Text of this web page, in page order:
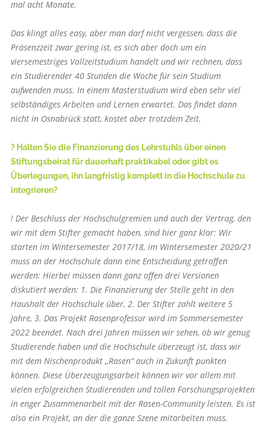
mal acht Monate.
Das klingt alles easy, aber man darf nicht vergessen, dass die
Präsenzzeit zwar gering ist, es sich aber doch um ein
viersemestriges Vollzeitstudium handelt und wir rechnen, dass
ein Studierender 40 Stunden die Woche für sein Studium
aufwenden muss. In einem Masterstudium wird eben sehr viel
selbständiges Arbeiten und Lernen erwartet. Das findet dann
nicht in Osnabrück statt, kostet aber trotzdem Zeit.
? Halten Sie die Finanzierung des Lehrstuhls über einen
Stiftungsbeirat für dauerhaft praktikabel oder gibt es
Überlegungen, ihn langfristig komplett in die Hochschule zu
integrieren?
! Der Beschluss der Hochschulgremien und auch der Vertrag, den
wir mit dem Stifter gemacht haben, sind hier ganz klar: Wir
starten im Wintersemester 2017/18, im Wintersemester 2020/21
muss an der Hochschule dann eine Entscheidung getroffen
werden: Hierbei müssen dann ganz offen drei Versionen
diskutiert werden: 1. Die Finanzierung der Stelle geht in den
Haushalt der Hochschule über, 2. Der Stifter zahlt weitere 5
Jahre, 3. Das Projekt Rasenprofessur wird im Sommersemester
2022 beendet. Nach drei Jahren müssen wir sehen, ob wir genug
Studierende haben und die Hochschule überzeugt ist, dass wir
mit dem Nischenprodukt „Rasen“ auch in Zukunft punkten
können. Diese Überzeugungsarbeit können wir vor allem mit
vielen erfolgreichen Studierenden und tollen Forschungsprojekten
in enger Zusammenarbeit mit der Rasen-Community leisten. Es ist
also ein Projekt, an der die ganze Szene mitarbeiten muss.